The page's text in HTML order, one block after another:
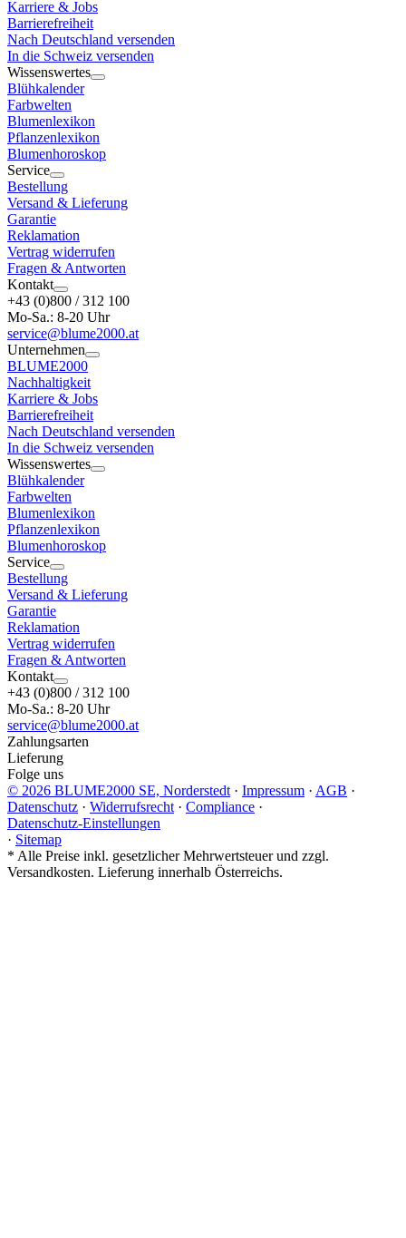
Karriere & Jobs
Barrierefreiheit
Nach Deutschland versenden
In die Schweiz versenden
Wissenswertes
Blühkalender
Farbwelten
Blumenlexikon
Pflanzenlexikon
Blumenhoroskop
Service
Bestellung
Versand & Lieferung
Garantie
Reklamation
Vertrag widerrufen
Fragen & Antworten
Kontakt
+43 (0)800 / 312 100
Mo-Sa.: 8-20 Uhr
service@blume2000.at
Unternehmen
BLUME2000
Nachhaltigkeit
Karriere & Jobs
Barrierefreiheit
Nach Deutschland versenden
In die Schweiz versenden
Wissenswertes
Blühkalender
Farbwelten
Blumenlexikon
Pflanzenlexikon
Blumenhoroskop
Service
Bestellung
Versand & Lieferung
Garantie
Reklamation
Vertrag widerrufen
Fragen & Antworten
Kontakt
+43 (0)800 / 312 100
Mo-Sa.: 8-20 Uhr
service@blume2000.at
Zahlungsarten
Lieferung
Folge uns
© 2026 BLUME2000 SE, Norderstedt · Impressum · AGB ·
Datenschutz · Widerrufsrecht · Compliance ·
Datenschutz-Einstellungen
· Sitemap
* Alle Preise inkl. gesetzlicher Mehrwertsteuer und zzgl.
Versandkosten. Lieferung innerhalb Österreichs.